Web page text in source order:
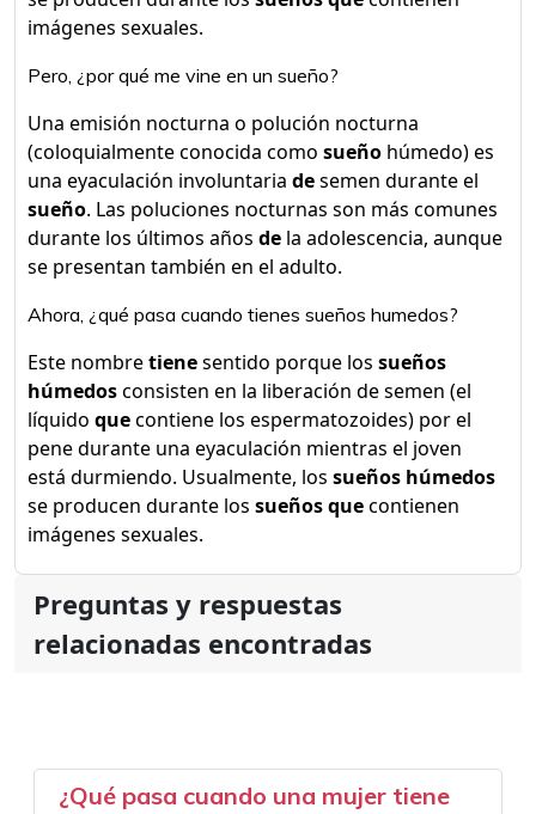
imágenes sexuales.
Pero, ¿por qué me vine en un sueño?
Una emisión nocturna o polución nocturna
(coloquialmente conocida como sueño húmedo) es
una eyaculación involuntaria desemen durante el
sueño. Las poluciones nocturnas son más comunes
durante los últimos años de la adolescencia, aunque
se presentan también en el adulto.
Ahora, ¿qué pasa cuando tienes sueños humedos?
Este nombretienesentido porque los sueños
húmedosconsisten en la liberación de semen (el
líquido quecontiene los espermatozoides) por el
pene durante una eyaculación mientras el joven
está durmiendo. Usualmente, los sueños húmedos
se producen durante los sueños quecontienen
imágenes sexuales.
Preguntas y respuestas
relacionadas encontradas
¿Qué pasa cuando una mujer tiene